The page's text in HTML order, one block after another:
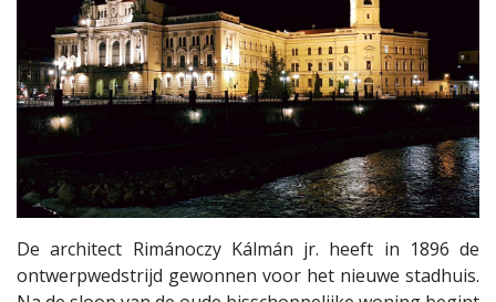
De architect Rimánoczy Kálmán jr. heeft in 1896 de
ontwerpwedstrijd gewonnen voor het nieuwe stadhuis.